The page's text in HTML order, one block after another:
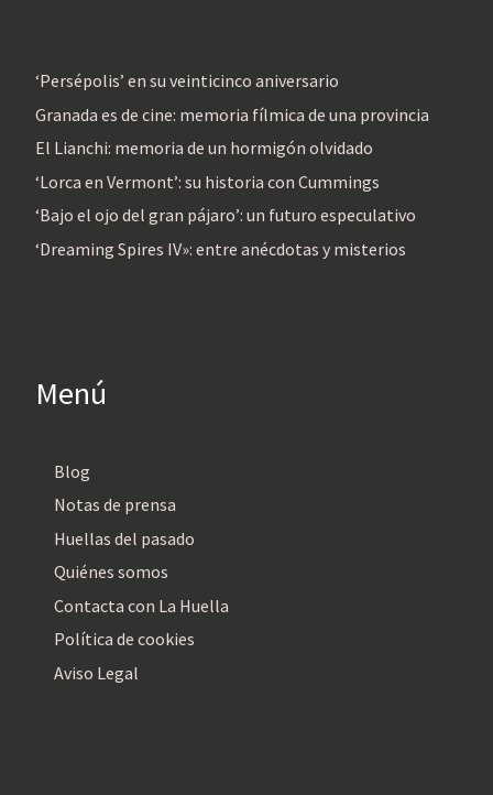
‘Persépolis’ en su veinticinco aniversario
Granada es de cine: memoria fílmica de una provincia
El Lianchi: memoria de un hormigón olvidado
‘Lorca en Vermont’: su historia con Cummings
‘Bajo el ojo del gran pájaro’: un futuro especulativo
‘Dreaming Spires IV»: entre anécdotas y misterios
Menú
Blog
Notas de prensa
Huellas del pasado
Quiénes somos
Contacta con La Huella
Política de cookies
Aviso Legal